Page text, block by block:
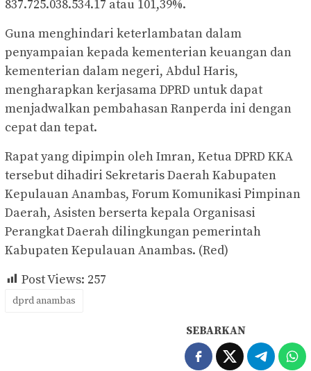
837.725.038.534.17 atau 101,39%.
Guna menghindari keterlambatan dalam
penyampaian kepada kementerian keuangan dan
kementerian dalam negeri, Abdul Haris,
mengharapkan kerjasama DPRD untuk dapat
menjadwalkan pembahasan Ranperda ini dengan
cepat dan tepat.
Rapat yang dipimpin oleh Imran, Ketua DPRD KKA
tersebut dihadiri Sekretaris Daerah Kabupaten
Kepulauan Anambas, Forum Komunikasi Pimpinan
Daerah, Asisten berserta kepala Organisasi
Perangkat Daerah dilingkungan pemerintah
Kabupaten Kepulauan Anambas. (Red)
Post Views: 257
dprd anambas
SEBARKAN